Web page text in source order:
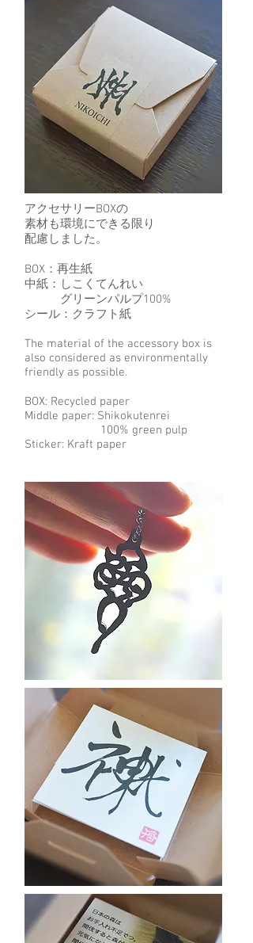
アクセサリーBOXの
素材も環境にできる限り
配慮しました。
BOX：再生紙
​中紙：しこくてんれい
グリーンパルプ100%
シール：クラフト紙
The material of the accessory box is
also considered as environmentally
friendly as possible.
BOX: Recycled paper
Middle paper: Shikokutenrei
100% green pulp
Sticker: Kraft paper